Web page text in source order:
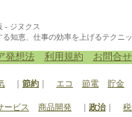
- ジヌクス
る知恵、仕事の効率を上げるテクニ
発想法 利用規約 お問合せ
節約 エコ 節電
貯金
ービス 商品開発 政治｜